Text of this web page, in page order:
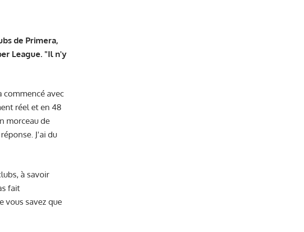
de Primera,
League. "Il n'y
commencé avec
réel et en 48
morceau de
J'ai du
à savoir
fait
vous savez que